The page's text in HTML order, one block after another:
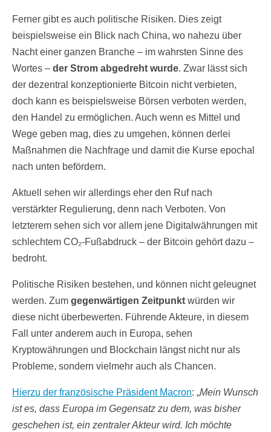
Ferner gibt es auch politische Risiken. Dies zeigt
beispielsweise ein Blick nach China, wo nahezu über
Nacht einer ganzen Branche – im wahrsten Sinne des
Wortes – der Strom abgedreht wurde. Zwar lässt sich
der dezentral konzeptionierte Bitcoin nicht verbieten,
doch kann es beispielsweise Börsen verboten werden,
den Handel zu ermöglichen. Auch wenn es Mittel und
Wege geben mag, dies zu umgehen, können derlei
Maßnahmen die Nachfrage und damit die Kurse epochal
nach unten befördern.
Aktuell sehen wir allerdings eher den Ruf nach
verstärkter Regulierung, denn nach Verboten. Von
letzterem sehen sich vor allem jene Digitalwährungen mit
schlechtem CO₂-Fußabdruck – der Bitcoin gehört dazu –
bedroht.
Politische Risiken bestehen, und können nicht geleugnet
werden. Zum gegenwärtigen Zeitpunkt würden wir
diese nicht überbewerten. Führende Akteure, in diesem
Fall unter anderem auch in Europa, sehen
Kryptowährungen und Blockchain längst nicht nur als
Probleme, sondern vielmehr auch als Chancen.
Hierzu der französische Präsident Macron: „Mein Wunsch
ist es, dass Europa im Gegensatz zu dem, was bisher
geschehen ist, ein zentraler Akteur wird. Ich möchte